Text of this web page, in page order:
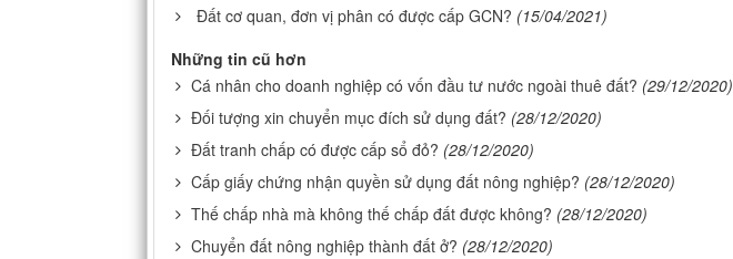
Đất cơ quan, đơn vị phân có được cấp GCN? (15/04/2021)
Những tin cũ hơn
Cá nhân cho doanh nghiệp có vốn đầu tư nước ngoài thuê đất? (29/12/2020)
Đối tượng xin chuyển mục đích sử dụng đất? (28/12/2020)
Đất tranh chấp có được cấp sổ đỏ? (28/12/2020)
Cấp giấy chứng nhận quyền sử dụng đất nông nghiệp? (28/12/2020)
Thế chấp nhà mà không thế chấp đất được không? (28/12/2020)
Chuyển đất nông nghiệp thành đất ở? (28/12/2020)